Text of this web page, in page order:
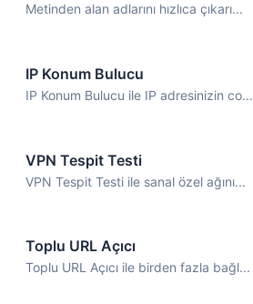
Metinden alan adlarını hızlıca çıkarı...
IP Konum Bulucu
IP Konum Bulucu ile IP adresinizin co...
VPN Tespit Testi
VPN Tespit Testi ile sanal özel ağını...
Toplu URL Açıcı
Toplu URL Açıcı ile birden fazla bağl...